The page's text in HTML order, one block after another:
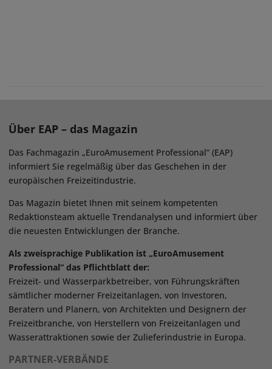
Über EAP – das Magazin
Das Fachmagazin „EuroAmusement Professional“ (EAP)
informiert Sie regelmäßig über das Geschehen in der
europäischen Freizeitindustrie.
Das Magazin bietet Ihnen mit seinem kompetenten
Redaktionsteam aktuelle Trendanalysen und informiert über
die neuesten Entwicklungen der Branche.
Als zweisprachige Publikation ist „EuroAmusement
Professional“ das Pflichtblatt der:
Freizeit- und Wasserparkbetreiber, von Führungskräften
sämtlicher moderner Freizeitanlagen, von Investoren,
Beratern und Planern, von Architekten und Designern der
Freizeitbranche, von Herstellern von Freizeitanlagen und
Wasserattraktionen sowie der Zulieferindustrie in Europa.
PARTNER-VERBÄNDE